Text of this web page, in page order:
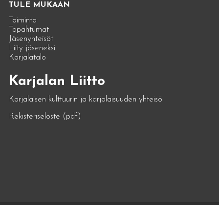
TULE MUKAAN
Toiminta
Tapahtumat
Jäsenyhteisöt
Liity jäseneksi
Karjalatalo
Karjalan Liitto
Karjalaisen kulttuurin ja karjalaisuuden yhteisö
Rekisteriseloste (pdf)